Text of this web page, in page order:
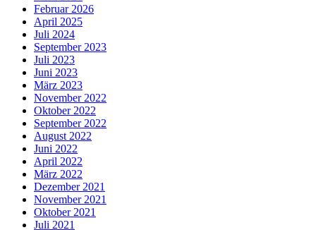
Februar 2026
April 2025
Juli 2024
September 2023
Juli 2023
Juni 2023
März 2023
November 2022
Oktober 2022
September 2022
August 2022
Juni 2022
April 2022
März 2022
Dezember 2021
November 2021
Oktober 2021
Juli 2021